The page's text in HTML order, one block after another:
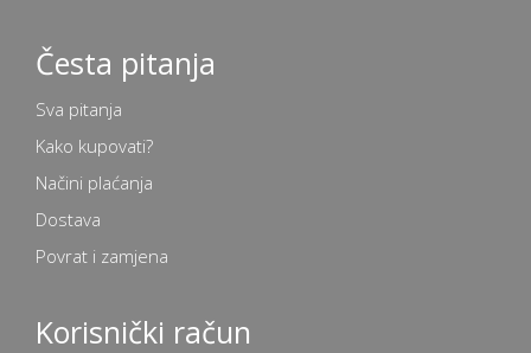
Česta pitanja
Sva pitanja
Kako kupovati?
Načini plaćanja
Dostava
Povrat i zamjena
Korisnički račun